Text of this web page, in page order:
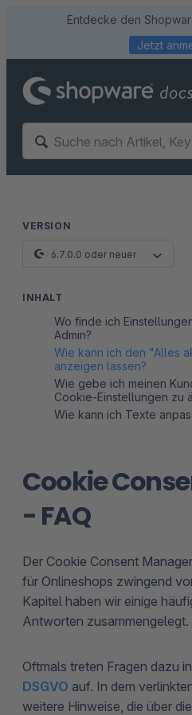
Entdecke den
Jetzt
Cookie
- FAQ
Der Cookie Consent
für Onlineshops zwingend
Kapitel haben wir einige
Antworten zusammengelegt.
Oftmals treten Fragen dazu
DSGVO auf. In dem
weitere Hinweise, die über
VERSION
6.7.0.0 oder neuer
INHALT
Wo finde ich
Admin?
Wie kann ich den "Alles
anzeigen lassen?
Wie gebe ich meinen
Cookie-Einstellungen zu
Wie kann ich Texte